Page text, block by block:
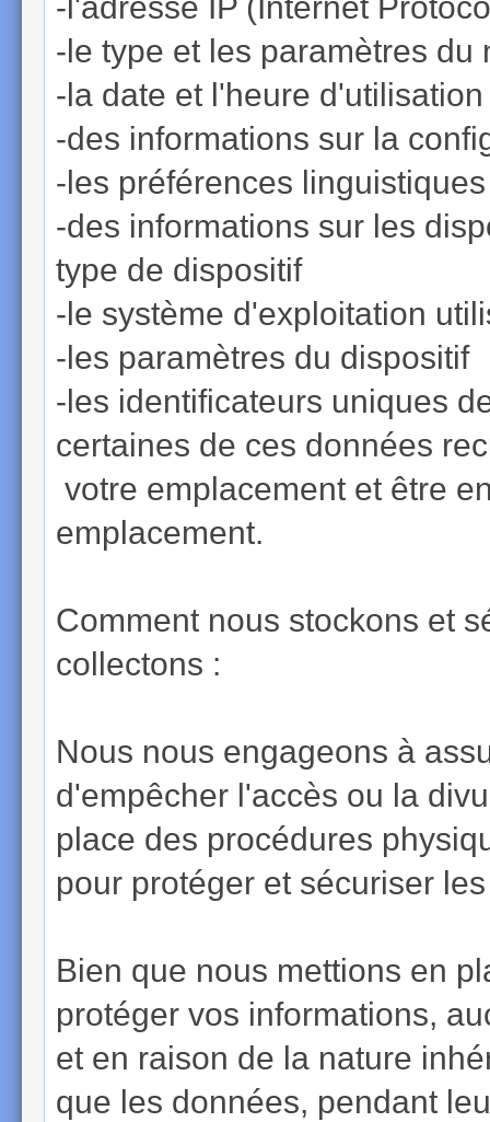
-le type et les paramètres du
-la date et l'heure
-des informations sur la
-les préférences
-des informations sur les
type de dispositif
-le système d'exploitation
-les paramètres du dispositif
-les identificateurs uniques
certaines de ces données
votre emplacement et être
emplacement.
Comment nous stockons et
collectons :
Nous nous engageons à
d'empêcher l'accès ou la
place des procédures
pour protéger et sécuriser
Bien que nous mettions en
protéger vos informations,
et en raison de la nature
que les données, pendant